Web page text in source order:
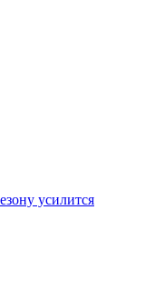
усилится